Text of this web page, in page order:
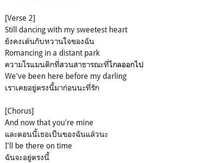
[Verse 2]
Still dancing with my sweetest heart
ยังคงเต้นกับหวานใจของฉัน
Romancing in a distant park
ความโรแมนติกที่สวนสาธารณะที่ไกลออกไป
We've been here before my darling
เราเคยอยู่ตรงนี้มาก่อนนะที่รัก
[Chorus]
And now that you're mine
และตอนนี้เธอเป็นของฉันแล้วนะ
I'll be there on time
ฉันจะอยู่ตรงนี้